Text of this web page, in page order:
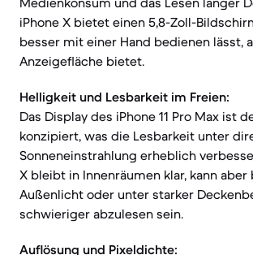
iPhone X bietet einen 5,8-Zoll-
besser mit einer Hand bedienen lässt,
Anzeigefläche bietet.
Helligkeit und Lesbarkeit im Freien:
Das Display des iPhone 11 Pro Max ist
konzipiert, was die Lesbarkeit unter
Sonneneinstrahlung erheblich
X bleibt in Innenräumen klar, kann aber
Außenlicht oder unter starker
schwieriger abzulesen sein.
Auflösung und Pixeldichte: